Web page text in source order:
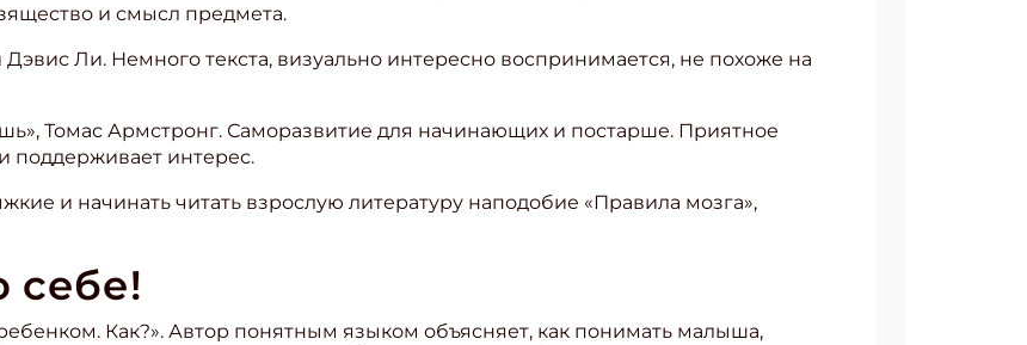
и смысл предмета.
Ли. Немного текста, визуально интересно воспринимается, не похоже на
Томас Армстронг. Саморазвитие для начинающих и постарше. Приятное
поддерживает интерес.
и начинать читать взрослую литературу наподобие «Правила мозга»,
себе!
Как?». Автор понятным языком объясняет, как понимать малыша,